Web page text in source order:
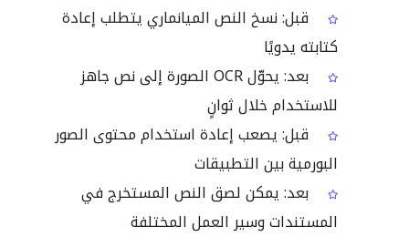
قبل: نسخ النص الميانماري يتطلب إعادة
كتابته يدويًا
بعد: يحوّل OCR الصورة إلى نص جاهز
للاستخدام خلال ثوانٍ
قبل: يصعب إعادة استخدام محتوى الصور
البورمية بين التطبيقات
بعد: يمكن لصق النص المستخرج في
المستندات وسير العمل المختلفة